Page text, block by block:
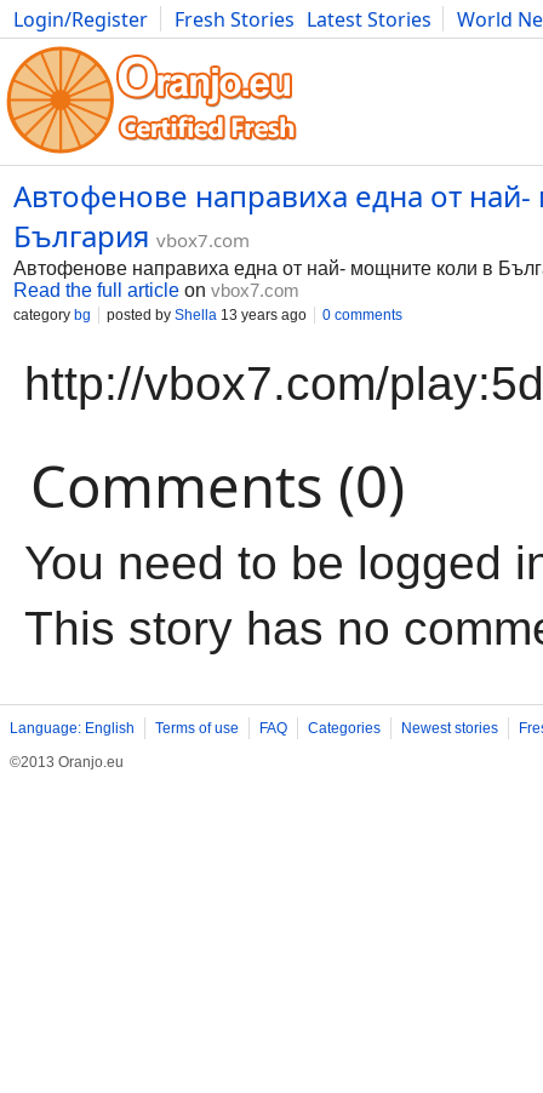
Login/Register Fresh Stories Latest Stories
World
Movies Anime Music Art Cars Advice Science
Автофенове направиха една от
България vbox7.com
Автофенове направиха една от най- мощните коли в
Read the full article on vbox7.com
category bg posted by Shella 13 years ago 0 comments
http://vbox7.com/
Comments (0)
You need to be logged
This story has no
Language: English Terms of use FAQ Categories Newest stories
©2013 Oranjo.eu